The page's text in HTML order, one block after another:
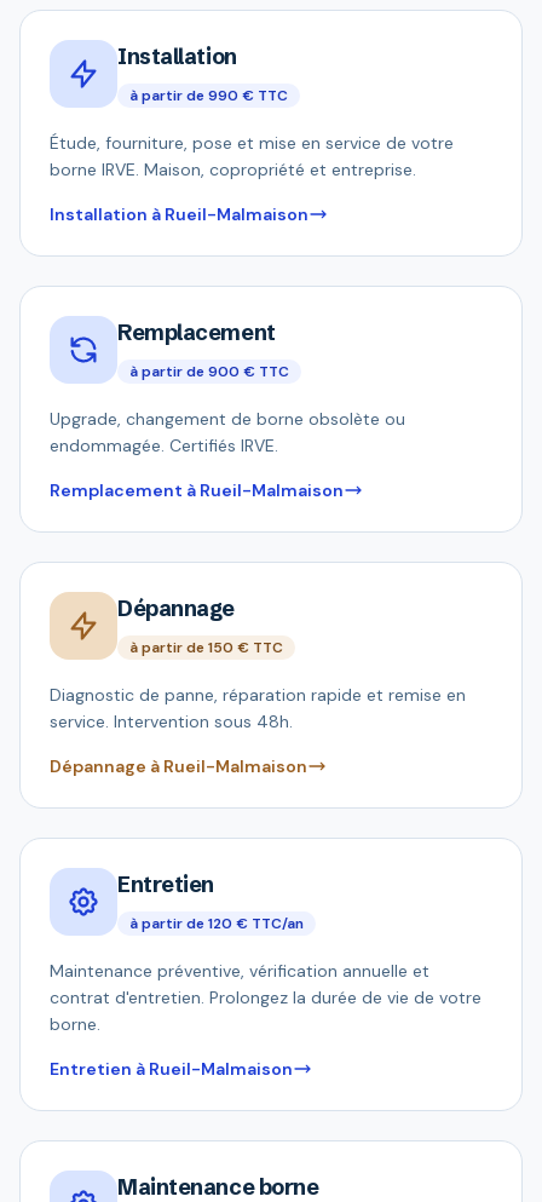
Installation
à partir de 990 € TTC
Étude, fourniture, pose et mise en service de votre
borne IRVE. Maison, copropriété et entreprise.
Installation à Rueil-Malmaison
Remplacement
à partir de 900 € TTC
Upgrade, changement de borne obsolète ou
endommagée. Certifiés IRVE.
Remplacement à Rueil-Malmaison
Dépannage
à partir de 150 € TTC
Diagnostic de panne, réparation rapide et remise en
service. Intervention sous 48h.
Dépannage à Rueil-Malmaison
Entretien
à partir de 120 € TTC/an
Maintenance préventive, vérification annuelle et
contrat d'entretien. Prolongez la durée de vie de votre
borne.
Entretien à Rueil-Malmaison
Maintenance borne